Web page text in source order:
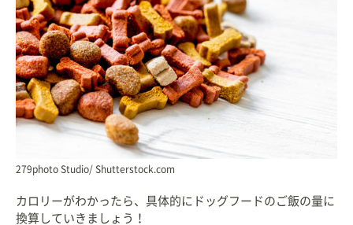
279photo Studio/ Shutterstock.com
カロリーがわかったら、具体的にドッグフードのご飯の量に
換算していきましょう！